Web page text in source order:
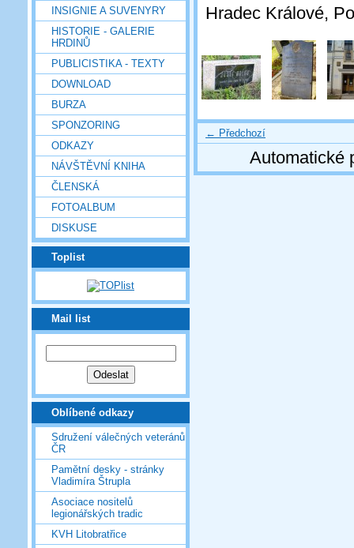
INSIGNIE A SUVENYRY
HISTORIE - GALERIE
HRDINŮ
PUBLICISTIKA - TEXTY
DOWNLOAD
BURZA
SPONZORING
ODKAZY
NÁVŠTĚVNÍ KNIHA
ČLENSKÁ
FOTOALBUM
DISKUSE
Toplist
Mail list
Oblíbené odkazy
Sdružení válečných veteránů
ČR
Pamětní desky - stránky
Vladimíra Štrupla
Asociace nositelů
legionářských tradic
KVH Litobratřice
Hradec Králové,
← Předchozí
Automatické